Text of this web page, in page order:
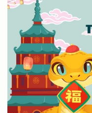
năm nay sẽ mang
khẳng định năng lực,
công việc, tài chính
mọi khía cạnh đều có